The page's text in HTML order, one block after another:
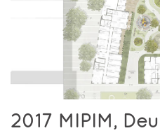
2017 MIPIM,